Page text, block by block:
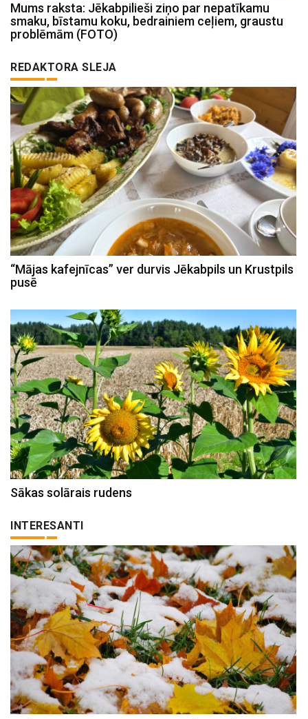
Mums raksta: Jēkabpilieši ziņo par nepatīkamu
smaku, bīstamu koku, bedrainiem ceļiem, graustu
problēmām (FOTO)
REDAKTORA SLEJA
“Mājas kafejnīcas” ver durvis Jēkabpils un Krustpils
pusē
Sākas solārais rudens
INTERESANTI